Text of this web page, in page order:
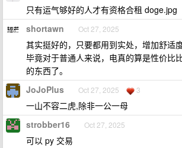
只有运气够好的人才有资格合租 doge.jpg
shortawn Oct 27, 2025
其实挺好的，只要都用到实处，增加舒适
毕竟对于普通人来说，电真的算是性价比
的东西了。
JoJoPlus Oct 27, 2025 3
一山不容二虎,除非一公一母
strobber16 Oct 27, 2025
可以 py 交易